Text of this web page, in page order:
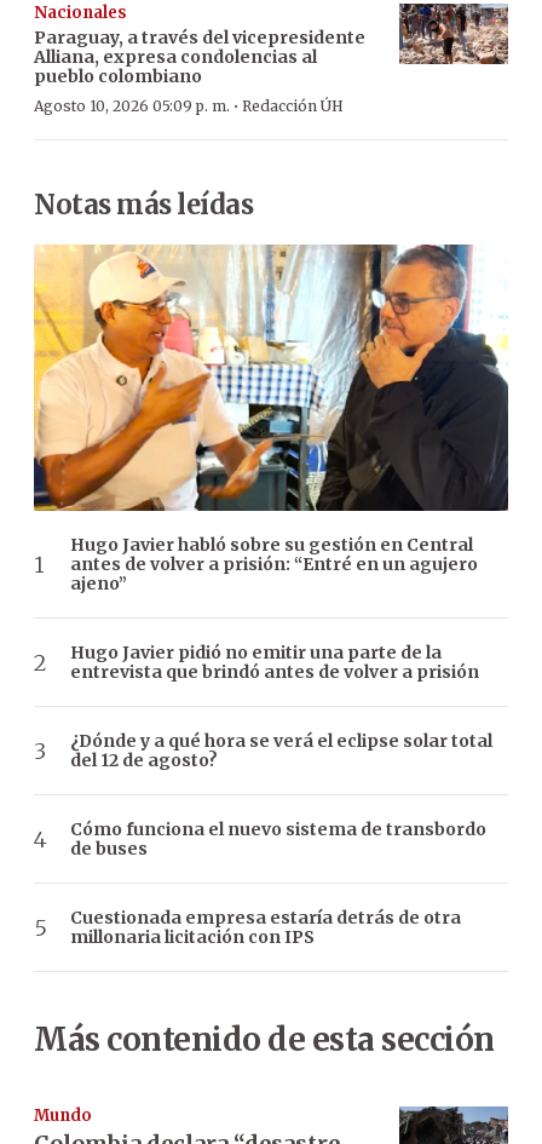
Nacionales
Paraguay, a través del vicepresidente
Alliana, expresa condolencias al
pueblo colombiano
Agosto 10, 2026 05:09 p. m. · Redacción ÚH
Notas más leídas
Hugo Javier habló sobre su gestión en Central
antes de volver a prisión: “Entré en un agujero
ajeno”
Hugo Javier pidió no emitir una parte de la
entrevista que brindó antes de volver a prisión
¿Dónde y a qué hora se verá el eclipse solar total
del 12 de agosto?
Cómo funciona el nuevo sistema de transbordo
de buses
Cuestionada empresa estaría detrás de otra
millonaria licitación con IPS
Más contenido de esta sección
Mundo